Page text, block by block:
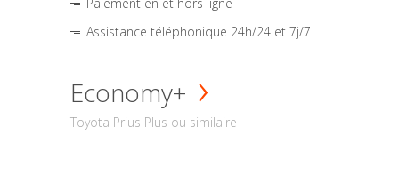
Assistance téléphonique 24h/24 et 7j/7
Economy+
Toyota Prius Plus ou similaire